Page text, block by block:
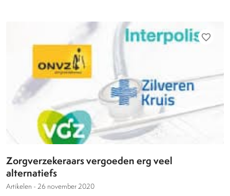
favorite_border
Zorgverzekeraars vergoeden erg veel
alternatiefs
Artikelen - 26 november 2020